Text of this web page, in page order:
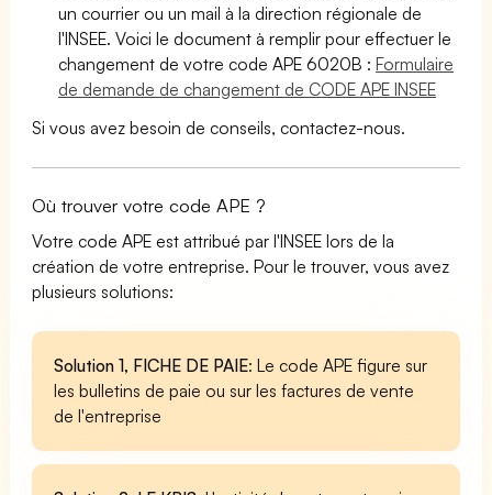
un courrier ou un mail à la direction régionale de
l'INSEE. Voici le document à remplir pour effectuer le
changement de votre code APE 6020B :Formulaire
de demande de changement de CODE APE INSEE
Si vous avez besoin de conseils, contactez-nous.
Où trouver votre code APE ?
Votre code APE est attribué par l'INSEE lors de la
création de votre entreprise. Pour le trouver, vous avez
plusieurs solutions:
Solution 1, FICHE DE PAIE: Le code APE figure sur
les bulletins de paie ou sur les factures de vente
de l'entreprise